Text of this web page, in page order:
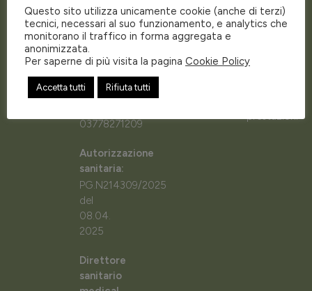
Via
Siepelunga,
67 –
40141
Bologna
BO
03778271209
Autorizzazione
sanitaria:
PG.N214309/2025
del
08.04.
2025
Direttore
sanitario
984
3860
info@antiagingcaregroup.it
Eventi
FAQ
sulla
privacy
dei
prestazioni
Questo sito utilizza unicamente cookie (anche di terzi)
tecnici, necessari al suo funzionamento, e analytics che
monitorano il traffico in forma aggregata e
anonimizzata.
Per saperne di più visita la pagina Cookie Policy
Accetta tutti Rifiuta tutti